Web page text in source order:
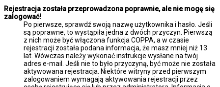
Rejestracja została przeprowadzona poprawnie, ale nie mogę się
zalogować!
Po pierwsze, sprawdź swoją nazwę użytkownika i hasło. Jeśli
są poprawne, to wystąpiła jedna z dwóch przyczyn. Pierwszą
z nich może być włączona funkcja COPPA, a w czasie
rejestracji została podana informacja, że masz mniej niż 13
lat. Wówczas należy wykonać instrukcje wysłane na twój
adres e-mail. Jeśli nie to było przyczyną, być może nie została
aktywowana rejestracja. Niektóre witryny przed pierwszym
zalogowaniem wymagają aktywowania rejestracji przez